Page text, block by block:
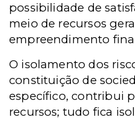
possibilidade de
meio de recursos
empreendimento
O isolamento dos
constituição de
específico, contribui
recursos; tudo fica